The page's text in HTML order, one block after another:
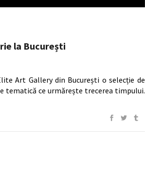
la București
Art Gallery din București o selecție de
ce urmărește trecerea timpului.